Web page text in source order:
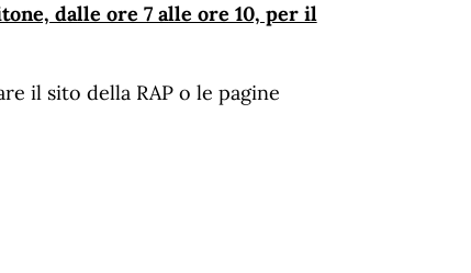
dalle ore 7 alle ore 10, per il
il sito della RAP o le pagine